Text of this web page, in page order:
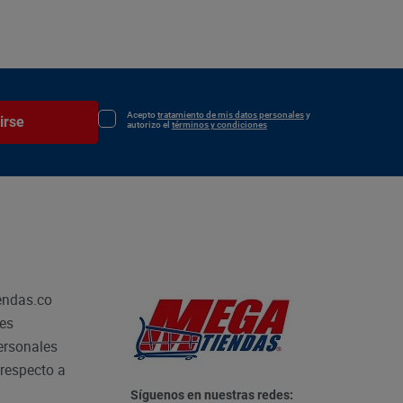
Aceptotratamiento de mis datos personalesy
autorizo el términos y condiciones
a
Síguenos en nuestras redes: